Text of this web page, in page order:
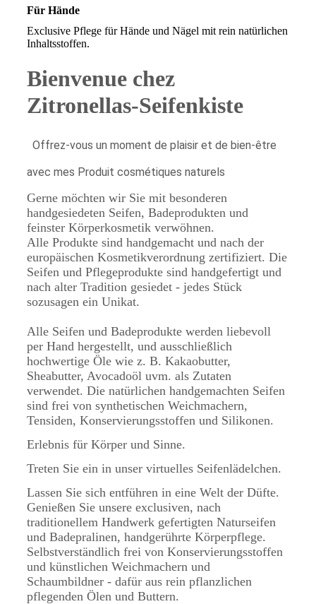
Für Hände
Exclusive Pflege für Hände und Nägel mit rein natürlichen
Inhaltsstoffen.
Bienvenue chez
Zitronellas-Seifenkiste
Offrez-vous un moment de plaisir et de bien-être
avec mes Produit cosmétiques naturels
Gerne möchten wir Sie mit besonderen
handgesiedeten Seifen, Badeprodukten und
feinster Körperkosmetik verwöhnen.
Alle Produkte sind handgemacht und nach der
europäischen Kosmetikverordnung zertifiziert. Die
Seifen und Pflegeprodukte sind handgefertigt und
nach alter Tradition gesiedet - jedes Stück
sozusagen ein Unikat.
Alle Seifen und Badeprodukte werden liebevoll
per Hand hergestellt, und ausschließlich
hochwertige Öle wie z. B. Kakaobutter,
Sheabutter, Avocadoöl uvm. als Zutaten
verwendet. Die natürlichen handgemachten Seifen
sind frei von synthetischen Weichmachern,
Tensiden, Konservierungsstoffen und Silikonen.
Erlebnis für Körper und Sinne.
Treten Sie ein in unser virtuelles Seifenlädelchen.
Lassen Sie sich entführen in eine Welt der Düfte.
Genießen Sie unsere exclusiven, nach
traditionellem Handwerk gefertigten Naturseifen
und Badepralinen, handgerührte Körperpflege.
Selbstverständlich frei von Konservierungsstoffen
und künstlichen Weichmachern und
Schaumbildner - dafür aus rein pflanzlichen
pflegenden Ölen und Buttern.